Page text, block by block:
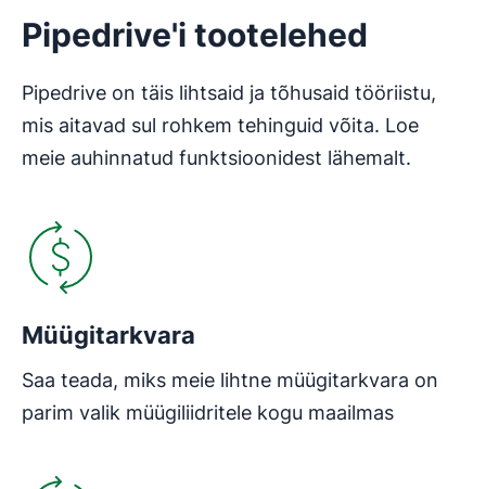
Pipedrive'i tootelehed
Pipedrive on täis lihtsaid ja tõhusaid tööriistu,
mis aitavad sul rohkem tehinguid võita. Loe
meie auhinnatud funktsioonidest lähemalt.
Müügitarkvara
Saa teada, miks meie lihtne müügitarkvara on
parim valik müügiliidritele kogu maailmas